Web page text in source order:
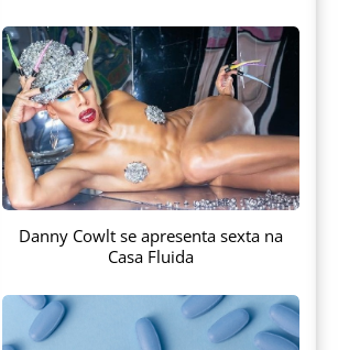
Danny Cowlt se apresenta sexta na
Casa Fluida